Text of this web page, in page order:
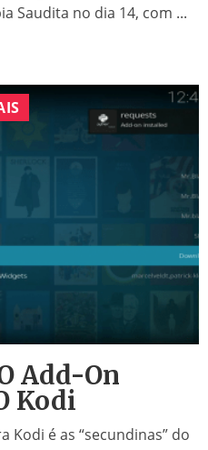
Saudita no dia 14, com ...
Add-On
Kodi
Kodi é as “secundinas” do